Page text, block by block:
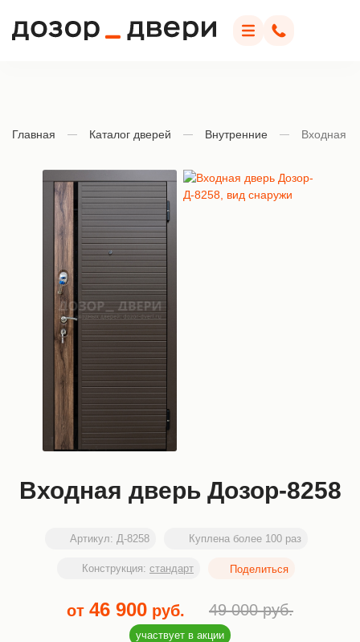
Дозор Двери
МенюПозвонить
Главная Каталог дверей Внутренние Входная
Входная дверь Дозор-8258
Артикул: Д-8258 Куплена более 100 раз
Конструкция: стандарт
от 46 900 руб. 49 000руб.
участвует в акции